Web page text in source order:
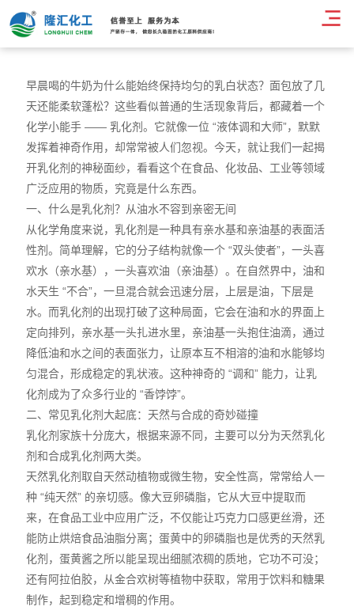
新闻中心
早晨喝的牛奶为什么能始终保持均匀的乳白状态？面包放了几
天还能柔软蓬松？这些看似普通的生活现象背后，都藏着一个
化学小能手 —— 乳化剂。它就像一位 “液体调和大师”，默默
发挥着神奇作用，却常常被人们忽视。今天，就让我们一起揭
开乳化剂的神秘面纱，看看这个在食品、化妆品、工业等领域
广泛应用的物质，究竟是什么东西。
一、什么是乳化剂？从油水不容到亲密无间
从化学角度来说，乳化剂是一种具有亲水基和亲油基的表面活
性剂。简单理解，它的分子结构就像一个 “双头使者”，一头喜
欢水（亲水基），一头喜欢油（亲油基）。在自然界中，油和
水天生 “不合”，一旦混合就会迅速分层，上层是油，下层是
水。而乳化剂的出现打破了这种局面，它会在油和水的界面上
定向排列，亲水基一头扎进水里，亲油基一头抱住油滴，通过
降低油和水之间的表面张力，让原本互不相溶的油和水能够均
匀混合，形成稳定的乳状液。这种神奇的 “调和” 能力，让乳
化剂成为了众多行业的 “香饽饽”。
二、常见乳化剂大起底：天然与合成的奇妙碰撞
乳化剂家族十分庞大，根据来源不同，主要可以分为天然乳化
剂和合成乳化剂两大类。
天然乳化剂取自天然动植物或微生物，安全性高，常常给人一
种 “纯天然” 的亲切感。像大豆卵磷脂，它从大豆中提取而
来，在食品工业中应用广泛，不仅能让巧克力口感更丝滑，还
能防止烘焙食品油脂分离；蛋黄中的卵磷脂也是优秀的天然乳
化剂，蛋黄酱之所以能呈现出细腻浓稠的质地，它功不可没；
还有阿拉伯胶，从金合欢树等植物中获取，常用于饮料和糖果
制作，起到稳定和增稠的作用。